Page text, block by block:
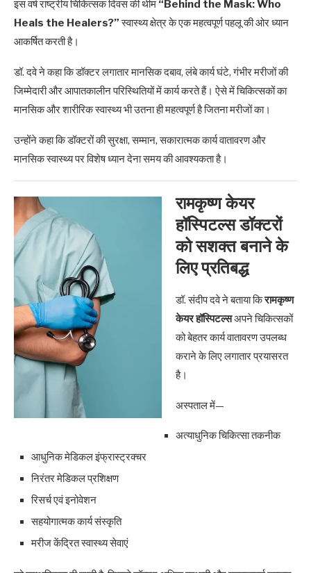
इस वर्ष राष्ट्रीय चिकित्सक दिवस की थीम “Behind the Mask: Who
Heals the Healers?”स्वास्थ्य क्षेत्र के एक महत्वपूर्ण पहलू की ओर ध्यान
आकर्षित करती है।
डॉ. दवे ने कहा कि डॉक्टर लगातार मानसिक दबाव, लंबे कार्य घंटे, गंभीर मरीजों की
जिम्मेदारी और आपातकालीन परिस्थितियों में कार्य करते हैं। ऐसे में चिकित्सकों का
मानसिक और शारीरिक स्वास्थ्य भी उतना ही महत्वपूर्ण है जितना मरीजों का।
उन्होंने कहा कि डॉक्टरों की सुरक्षा, सम्मान, सकारात्मक कार्य वातावरण और
मानसिक स्वास्थ्य पर विशेष ध्यान देना समय की आवश्यकता है।
रामकृष्ण केयर
हॉस्पिटल्स डॉक्टरों
को सशक्त बनाने के
लिए प्रतिबद्ध
डॉ. संदीप दवे ने बताया किरामकृष्ण
केयर हॉस्पिटल्सअपने चिकित्सकों
को बेहतर कार्य वातावरण उपलब्ध
कराने के लिए लगातार प्रयासरत
है।
अस्पताल में—
अत्याधुनिक चिकित्सा तकनीक
आधुनिक मेडिकल इंफ्रास्ट्रक्चर
निरंतर मेडिकल प्रशिक्षण
रिसर्च एवं इनोवेशन
सहयोगात्मक कार्य संस्कृति
मरीज केंद्रित स्वास्थ्य सेवाएं